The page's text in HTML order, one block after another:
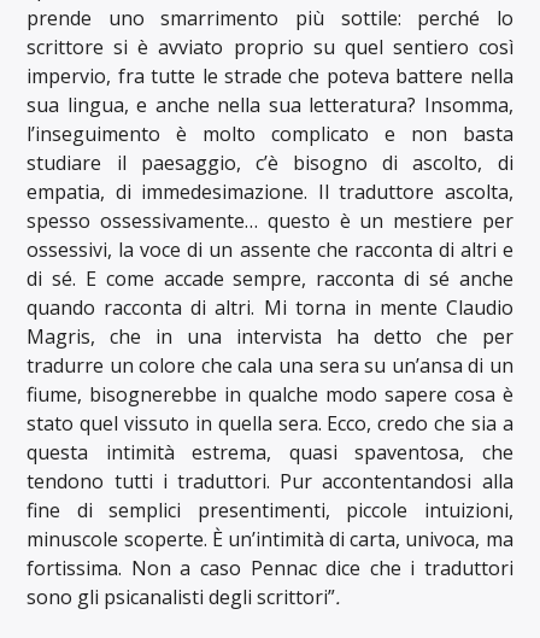
prende uno smarrimento più sottile: perché lo
scrittore si è avviato proprio su quel sentiero così
impervio, fra tutte le strade che poteva battere nella
sua lingua, e anche nella sua letteratura? Insomma,
l’inseguimento è molto complicato e non basta
studiare il paesaggio, c’è bisogno di ascolto, di
empatia, di immedesimazione. Il traduttore ascolta,
spesso ossessivamente… questo è un mestiere per
ossessivi, la voce di un assente che racconta di altri e
di sé. E come accade sempre, racconta di sé anche
quando racconta di altri. Mi torna in mente Claudio
Magris, che in una intervista ha detto che per
tradurre un colore che cala una sera su un’ansa di un
fiume, bisognerebbe in qualche modo sapere cosa è
stato quel vissuto in quella sera. Ecco, credo che sia a
questa intimità estrema, quasi spaventosa, che
tendono tutti i traduttori. Pur accontentandosi alla
fine di semplici presentimenti, piccole intuizioni,
minuscole scoperte. È un’intimità di carta, univoca, ma
fortissima. Non a caso Pennac dice che i traduttori
sono gli psicanalisti degli scrittori”.